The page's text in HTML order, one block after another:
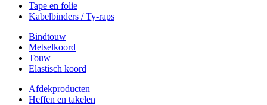
Tape en folie
Kabelbinders / Ty-raps
Bindtouw
Metselkoord
Touw
Elastisch koord
Afdekproducten
Heffen en takelen